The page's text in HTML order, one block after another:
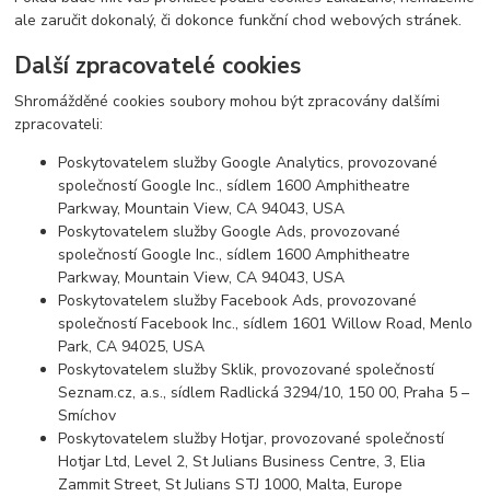
ale zaručit dokonalý, či dokonce funkční chod webových stránek.
Další zpracovatelé cookies
Shromážděné cookies soubory mohou být zpracovány dalšími
zpracovateli:
Poskytovatelem služby Google Analytics, provozované
společností Google Inc., sídlem 1600 Amphitheatre
Parkway, Mountain View, CA 94043, USA
Poskytovatelem služby Google Ads, provozované
společností Google Inc., sídlem 1600 Amphitheatre
Parkway, Mountain View, CA 94043, USA
Poskytovatelem služby Facebook Ads, provozované
společností Facebook Inc., sídlem 1601 Willow Road, Menlo
Park, CA 94025, USA
Poskytovatelem služby Sklik, provozované společností
Seznam.cz, a.s., sídlem Radlická 3294/10, 150 00, Praha 5 –
Smíchov
Poskytovatelem služby Hotjar, provozované společností
Hotjar Ltd, Level 2, St Julians Business Centre, 3, Elia
Zammit Street, St Julians STJ 1000, Malta, Europe